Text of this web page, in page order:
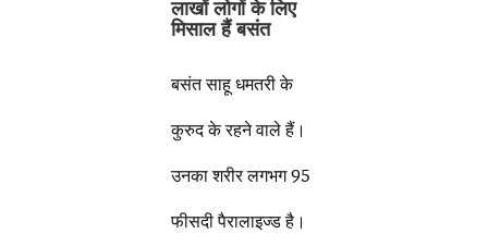
लाखों लोगों के लिए
मिसाल हैं बसंत
बसंत साहू धमतरी के
कुरुद के रहने वाले हैं।
उनका शरीर लगभग 95
फीसदी पैरालाइज्ड है।